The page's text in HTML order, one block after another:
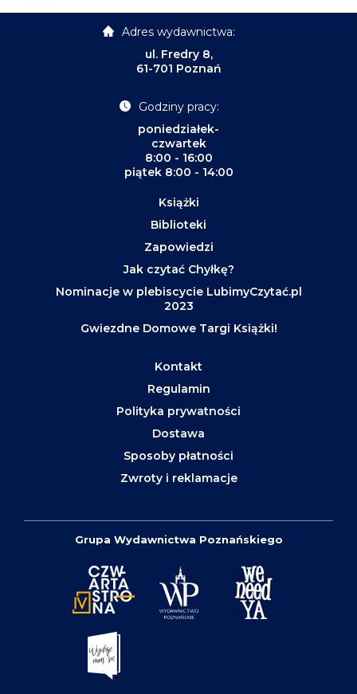
Adres wydawnictwa:
ul. Fredry 8,
61-701 Poznań
Godziny pracy:
poniedziałek-
czwartek
8:00 - 16:00
piątek 8:00 - 14:00
Książki
Biblioteki
Zapowiedzi
Jak czytać Chyłkę?
Nominacje w plebiscycie LubimyCzytać.pl
2023
Gwiezdne Domowe Targi Książki!
Kontakt
Regulamin
Polityka prywatności
Dostawa
Sposoby płatności
Zwroty i reklamacje
Grupa Wydawnictwa Poznańskiego